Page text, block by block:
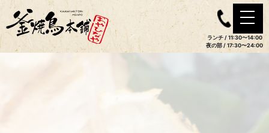
ランチ / 11:30〜14:00
夜の部 / 17:30〜24:00